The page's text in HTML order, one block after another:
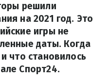
решили
на 2021 год. Это
игры не
даты. Когда
что становилось
Спорт24.